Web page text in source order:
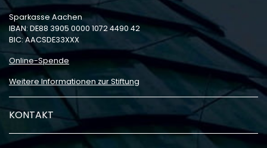
Sparkasse Aachen
IBAN: DE88 3905 0000 1072 4490 42
BIC: AACSDE33XXX
Online-Spende
Weitere Informationen zur Stiftung
KONTAKT